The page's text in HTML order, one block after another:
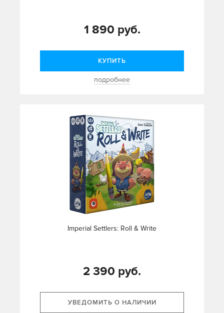
1 890 руб.
КУПИТЬ
подробнее
Imperial Settlers: Roll & Write
2 390 руб.
УВЕДОМИТЬ О НАЛИЧИИ